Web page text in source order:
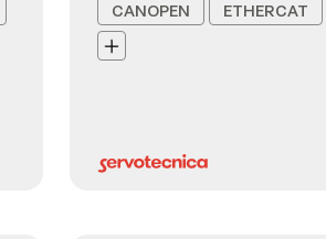
CANOPEN
ETHERCAT